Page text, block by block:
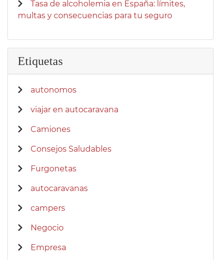
Tasa de alcoholemia en España: límites,
multas y consecuencias para tu seguro
Etiquetas
autonomos
viajar en autocaravana
Camiones
Consejos Saludables
Furgonetas
autocaravanas
campers
Negocio
Empresa